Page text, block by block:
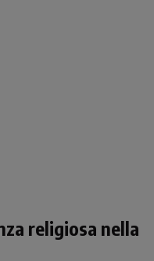
religiosa nella